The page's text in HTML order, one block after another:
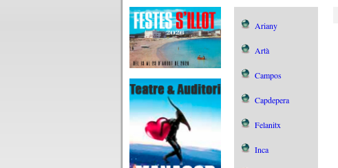
Ariany
Artà
Campos
Capdepera
Felanitx
Inca